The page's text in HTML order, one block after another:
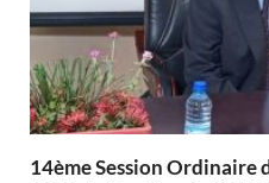
14ème Session Ordinaire